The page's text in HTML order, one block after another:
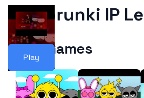
Play
Sprunki IP
More Games